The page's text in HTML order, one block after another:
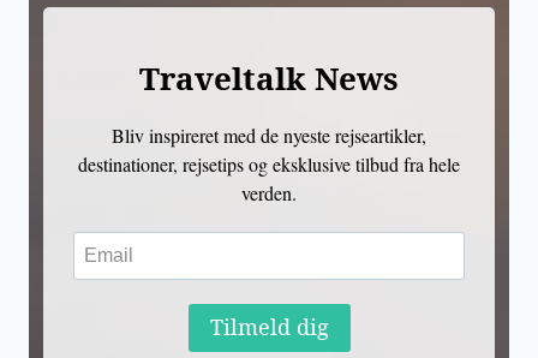
Traveltalk News
Bliv inspireret med de nyeste rejseartikler,
destinationer, rejsetips og eksklusive tilbud fra hele
verden.
Tilmeld dig